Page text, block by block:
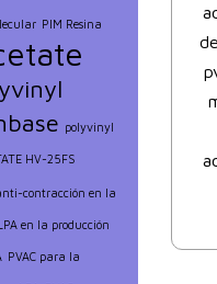
PIM Resina
polyvinyl
HV-25FS
contracción en la
en la producción
PVAC para la